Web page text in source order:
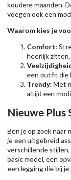
koudere maanden.
voegen ook een
Waarom kies je
Comfort:
heerlijk
een outfit die
Trendy: Met
altijd een
Nieuwe Plus
Ben je op zoek naar
je een uitgebreid
verschillende
basic model, een
een legging die bij je